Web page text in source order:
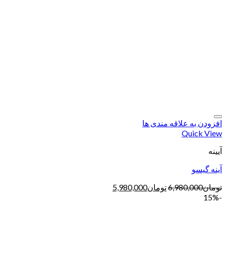
افزودن به علاقه مندی ها
Quick View
آیینه
آینه گیسو
تومان6,980,000تومان5,980,000
-15%